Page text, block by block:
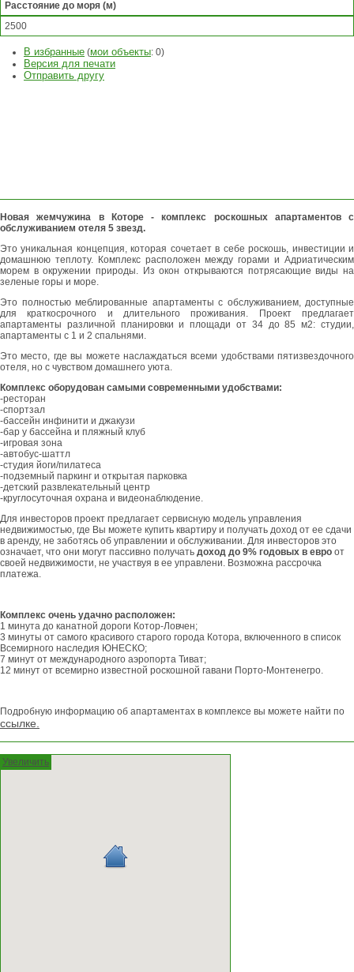
Расстояние до моря (м)
2500
В избранные (мои объекты: 0)
Версия для печати
Отправить другу
Новая жемчужина в Которе - комплекс роскошных апартаментов с
обслуживанием отеля 5 звезд.
Это уникальная концепция, которая сочетает в себе роскошь, инвестиции и
домашнюю теплоту. Комплекс расположен между горами и Адриатическим
морем в окружении природы. Из окон открываются потрясающие виды на
зеленые горы и море.
Это полностью меблированные апартаменты с обслуживанием, доступные
для краткосрочного и длительного проживания. Проект предлагает
апартаменты различной планировки и площади от 34 до 85 м2: студии,
апартаменты с 1 и 2 спальнями.
Это место, где вы можете наслаждаться всеми удобствами пятизвездочного
отеля, но с чувством домашнего уюта.
Комплекс оборудован самыми современными удобствами:
-ресторан
-спортзал
-бассейн инфинити и джакузи
-бар у бассейна и пляжный клуб
-игровая зона
-автобус-шаттл
-студия йоги/пилатеса
-подземный паркинг и открытая парковка
-детский развлекательный центр
-круглосуточная охрана и видеонаблюдение.
Для инвесторов проект предлагает сервисную модель управления
недвижимостью, где Вы можете купить квартиру и получать доход от ее сдачи
в аренду, не заботясь об управлении и обслуживании. Для инвесторов это
означает, что они могут пассивно получать доход до 9% годовых в евро от
своей недвижимости, не участвуя в ее управлени. Возможна рассрочка
платежа.
Комплекс очень удачно расположен:
1 минута до канатной дороги Котор-Ловчен;
3 минуты от самого красивого старого города Котора, включенного в список
Всемирного наследия ЮНЕСКО;
7 минут от международного аэропорта Тиват;
12 минут от всемирно известной роскошной гавани Порто-Монтенегро.
Подробную информацию об апартаментах в комплексе вы можете найти по
ссылке.
Увеличить